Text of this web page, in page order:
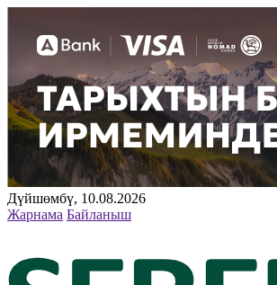
Дүйшөмбү, 10.08.2026
Жарнама Байланыш